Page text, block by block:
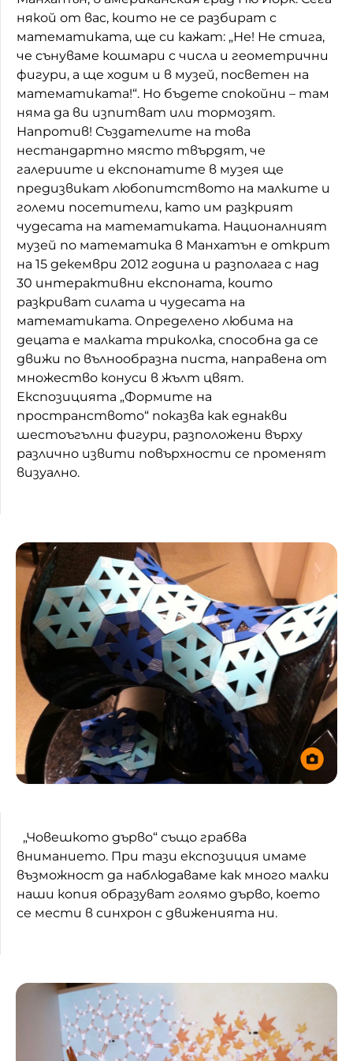
Домашен любимец
Питаме Ви
До ре ми
някой от вас, които не се разбират с
математиката, ще си кажат: „Не! Не стига,
че сънуваме кошмари с числа и геометрични
фигури, а ще ходим и в музей, посветен на
математиката!“. Но бъдете спокойни – там
няма да ви изпитват или тормозят.
Напротив! Създателите на това
нестандартно място твърдят, че
галериите и експонатите в музея ще
предизвикат любопитството на малките и
големи посетители, като им разкрият
чудесата на математиката. Националният
музей по математика в Манхатън е открит
на 15 декември 2012 година и разполага с над
30 интерактивни експоната, които
разкриват силата и чудесата на
математиката. Определено любима на
децата е малката триколка, способна да се
движи по вълнообразна писта, направена от
множество конуси в жълт цвят.
Експозицията „Формите на
пространството“ показва как еднакви
шестоъгълни фигури, разположени върху
различно извити повърхности се променят
визуално.
„Човешкото дърво“ също грабва
вниманието. При тази експозиция имаме
възможност да наблюдаваме как много малки
наши копия образуват голямо дърво, което
се мести в синхрон с движенията ни.